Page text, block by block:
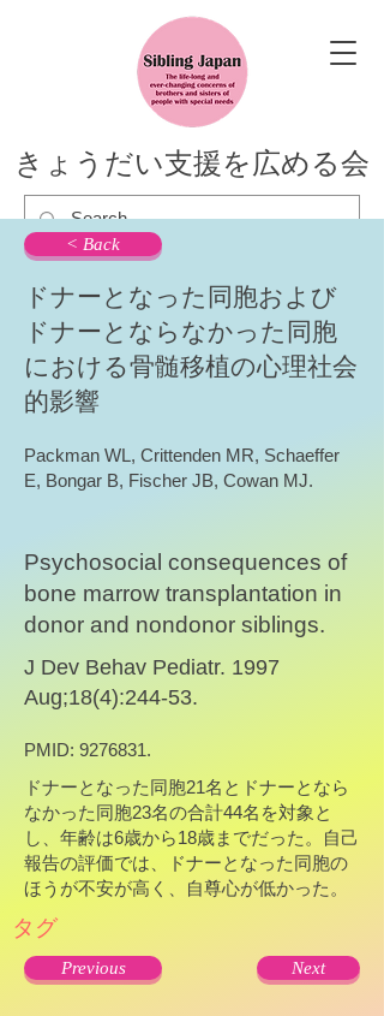
きょうだい支援を広める会
< Back
ドナーとなった同胞および
ドナーとならなかった同胞
における骨髄移植の心理社会
的影響
Packman WL, Crittenden MR, Schaeffer
E, Bongar B, Fischer JB, Cowan MJ.
Psychosocial consequences of
bone marrow transplantation in
donor and nondonor siblings.
J Dev Behav Pediatr. 1997
Aug;18(4):244-53.
PMID: 9276831.
ドナーとなった同胞21名とドナーとなら
なかった同胞23名の合計44名を対象と
し、年齢は6歳から18歳までだった。自己
報告の評価では、ドナーとなった同胞の
ほうが不安が高く、自尊心が低かった。
タグ
Previous Next